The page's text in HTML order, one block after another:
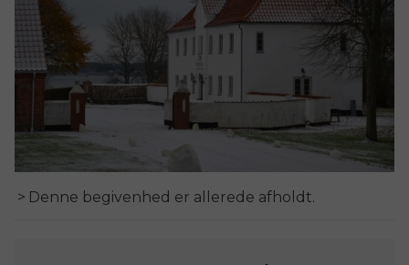
Denne begivenhed er allerede afholdt.